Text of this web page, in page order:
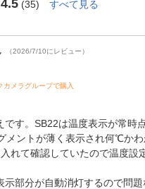
4.5 (35) すべて見る
（2026/7/10にレビュー）
カメラグループで購入
です。SB22は温度表示が常時
メントが薄く表示され何℃か
れて確認していたので温度設
示部分が自動消灯するので問